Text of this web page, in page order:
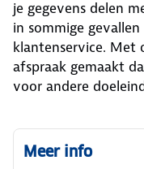
je gegevens delen
in sommige
klantenservice. Met
afspraak gemaakt
voor andere
Meer info